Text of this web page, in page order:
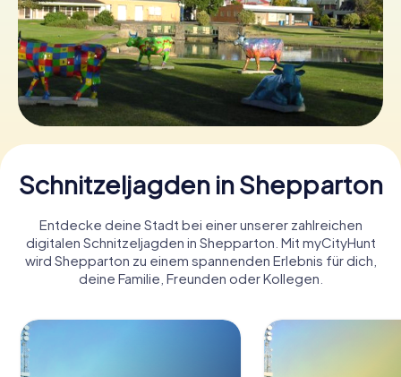
Tickets buchen
Gutscheine bestellen
Schnitzeljagden in Shepparton
Entdecke deine Stadt bei einer unserer zahlreichen
digitalen Schnitzeljagden in Shepparton. Mit myCityHunt
wird Shepparton zu einem spannenden Erlebnis für dich,
deine Familie, Freunden oder Kollegen.